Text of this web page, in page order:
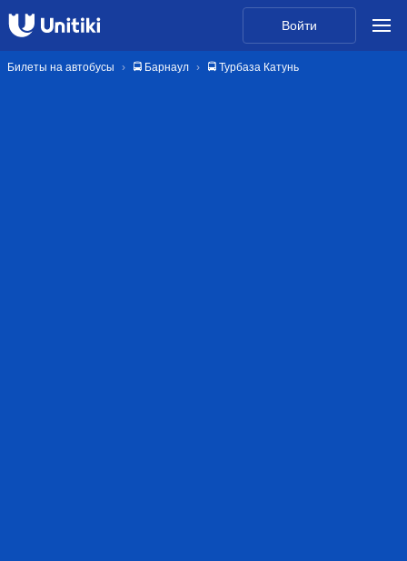
Войти
Билеты на автобусы 🚍 Барнаул 🚍 Турбаза Катунь